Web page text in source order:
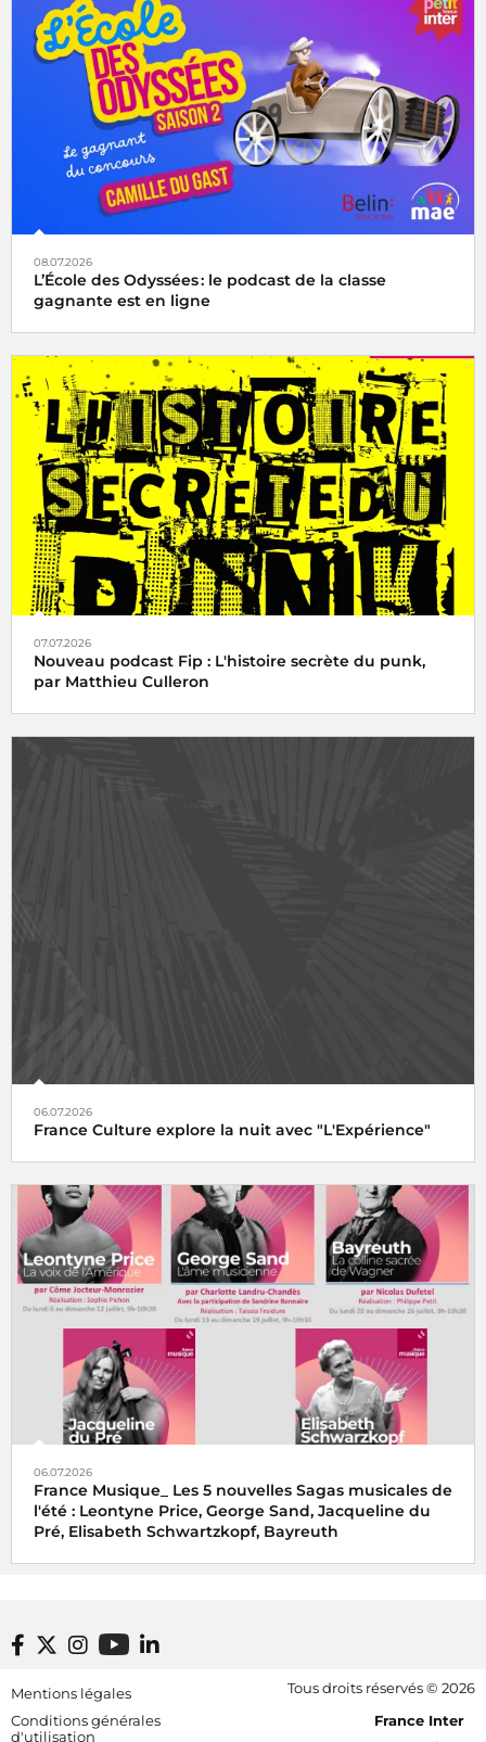
08.07.2026
L’École des Odyssées : le podcast de la classe
gagnante est en ligne
07.07.2026
Nouveau podcast Fip : L'histoire secrète du punk,
par Matthieu Culleron
06.07.2026
France Culture explore la nuit avec "L'Expérience"
06.07.2026
France Musique_ Les 5 nouvelles Sagas musicales de
l'été : Leontyne Price, George Sand, Jacqueline du
Pré, Elisabeth Schwartzkopf, Bayreuth
Footer bottom
Mentions légales
Conditions générales
d'utilisation
Tous droits réservés © 2026
[RDF] Pied de page - Mobile
France Inter